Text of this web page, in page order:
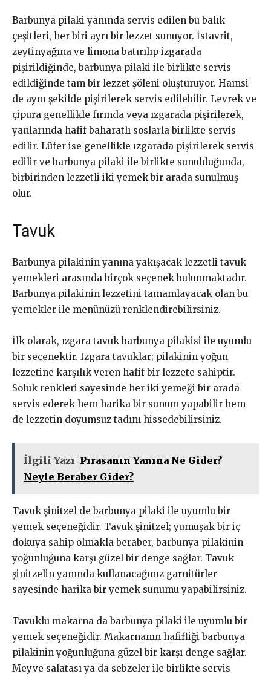
Barbunya pilaki yanında servis edilen bu balık
çeşitleri, her biri ayrı bir lezzet sunuyor. İstavrit,
zeytinyağına ve limona batırılıp izgarada
pişirildiğinde, barbunya pilaki ile birlikte servis
edildiğinde tam bir lezzet şöleni oluşturuyor. Hamsi
de aynı şekilde pişirilerek servis edilebilir. Levrek ve
çipura genellikle fırında veya ızgarada pişirilerek,
yanlarında hafif baharatlı soslarla birlikte servis
edilir. Lüfer ise genellikle ızgarada pişirilerek servis
edilir ve barbunya pilaki ile birlikte sunulduğunda,
birbirinden lezzetli iki yemek bir arada sunulmuş
olur.
Tavuk
Barbunya pilakinin yanına yakışacak lezzetli tavuk
yemekleri arasında birçok seçenek bulunmaktadır.
Barbunya pilakinin lezzetini tamamlayacak olan bu
yemekler ile menünüzü renklendirebilirsiniz.
İlk olarak, ızgara tavuk barbunya pilakisi ile uyumlu
bir seçenektir. Izgara tavuklar; pilakinin yoğun
lezzetine karşılık veren hafif bir lezzete sahiptir.
Soluk renkleri sayesinde her iki yemeği bir arada
servis ederek hem harika bir sunum yapabilir hem
de lezzetin doyumsuz tadını hissedebilirsiniz.
İlgili Yazı Pırasanın Yanına Ne Gider?
Neyle Beraber Gider?
Tavuk şinitzel de barbunya pilaki ile uyumlu bir
yemek seçeneğidir. Tavuk şinitzel; yumuşak bir iç
dokuya sahip olmakla beraber, barbunya pilakinin
yoğunluğuna karşı güzel bir denge sağlar. Tavuk
şinitzelin yanında kullanacağınız garnitürler
sayesinde harika bir yemek sunumu yapabilirsiniz.
Tavuklu makarna da barbunya pilaki ile uyumlu bir
yemek seçeneğidir. Makarnanın hafifliği barbunya
pilakinin yoğunluğuna güzel bir karşı denge sağlar.
Meyve salatası ya da sebzeler ile birlikte servis